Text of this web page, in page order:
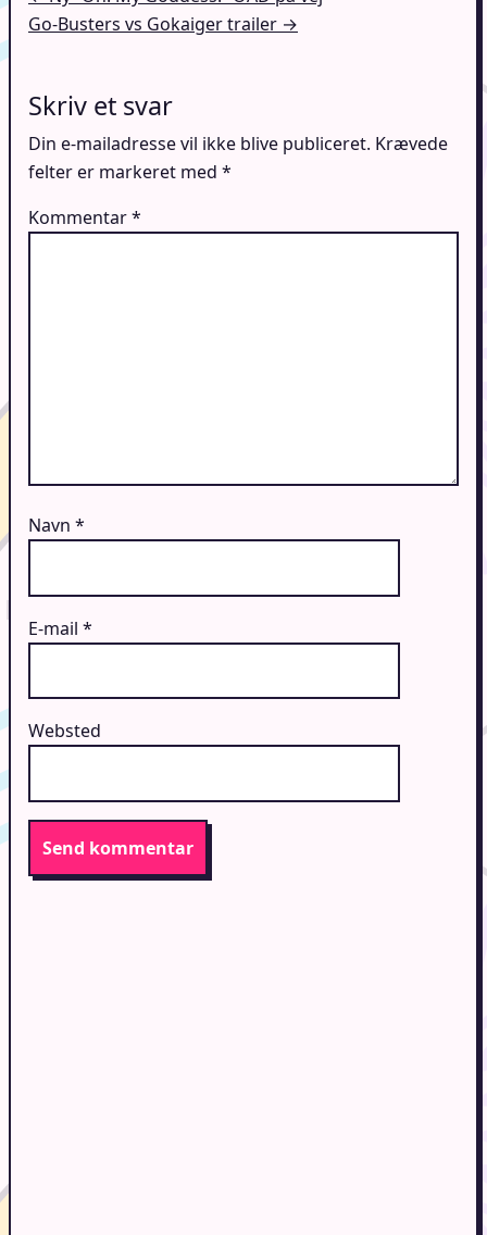
Go-Busters vs Gokaiger trailer →
Skriv et svar
Din e-mailadresse vil ikke blive publiceret. Krævede
felter er markeret med *
Kommentar*
Navn *
E-mail *
Websted